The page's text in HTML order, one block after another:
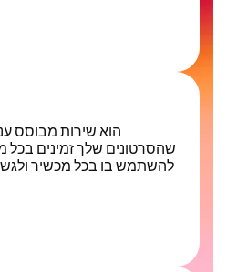
שהסרטונים שלך זמינים
להשתמש בו בכל מכשיר